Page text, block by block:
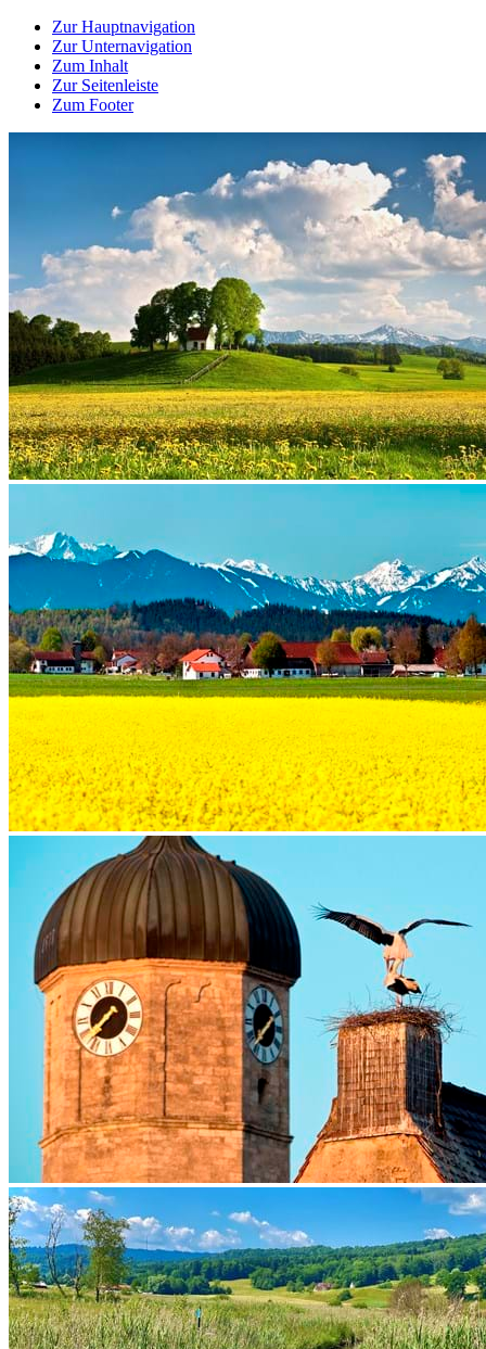
Zur Hauptnavigation
Zur Unternavigation
Zum Inhalt
Zur Seitenleiste
Zum Footer